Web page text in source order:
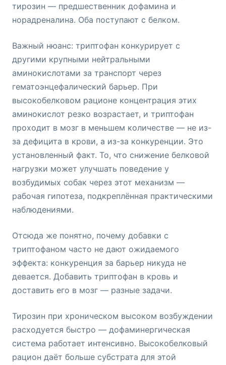
тирозин — предшественник дофамина и
норадреналина. Оба поступают с белком.
Важный нюанс: триптофан конкурирует с
другими крупными нейтральными
аминокислотами за транспорт через
гематоэнцефалический барьер. При
высокобелковом рационе концентрация этих
аминокислот резко возрастает, и триптофан
проходит в мозг в меньшем количестве — не из-
за дефицита в крови, а из-за конкуренции. Это
установленный факт. То, что снижение белковой
нагрузки может улучшать поведение у
возбудимых собак через этот механизм —
рабочая гипотеза, подкреплённая практическими
наблюдениями.
Отсюда же понятно, почему добавки с
триптофаном часто не дают ожидаемого
эффекта: конкуренция за барьер никуда не
девается. Добавить триптофан в кровь и
доставить его в мозг — разные задачи.
Тирозин при хроническом высоком возбуждении
расходуется быстро — дофаминергическая
система работает интенсивно. Высокобелковый
рацион даёт больше субстрата для этой